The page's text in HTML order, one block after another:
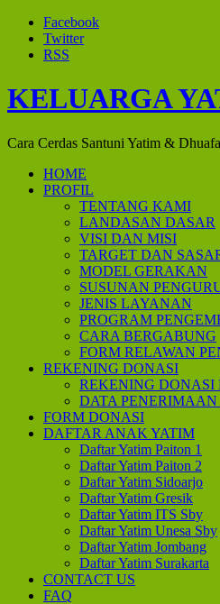
Facebook
Twitter
RSS
KELUARGA
Cara Cerdas Santuni Yatim & Dhuafa
HOME
PROFIL
TENTANG KAMI
LANDASAN DASAR
VISI DAN MISI
TARGET DAN
MODEL GERAKAN
SUSUNAN
JENIS LAYANAN
PROGRAM
CARA BERGABUNG
FORM RELAWAN
REKENING DONASI
REKENING DONASI
DATA
FORM DONASI
DAFTAR ANAK YATIM
Daftar Yatim Paiton 1
Daftar Yatim Paiton 2
Daftar Yatim Sidoarjo
Daftar Yatim Gresik
Daftar Yatim ITS Sby
Daftar Yatim Unesa Sby
Daftar Yatim Jombang
Daftar Yatim Surakarta
CONTACT US
FAQ